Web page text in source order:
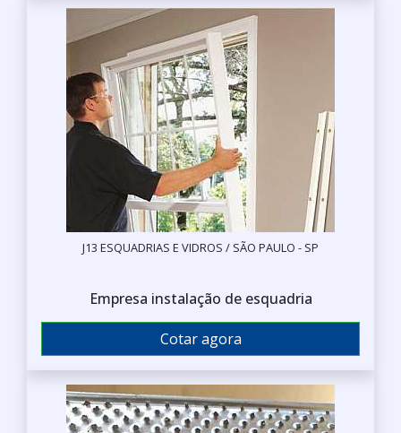
J13 ESQUADRIAS E VIDROS / SÃO PAULO - SP
Empresa instalação de esquadria
Cotar agora